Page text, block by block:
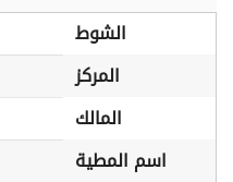
الشوط
المركز
المالك
اسم المطية